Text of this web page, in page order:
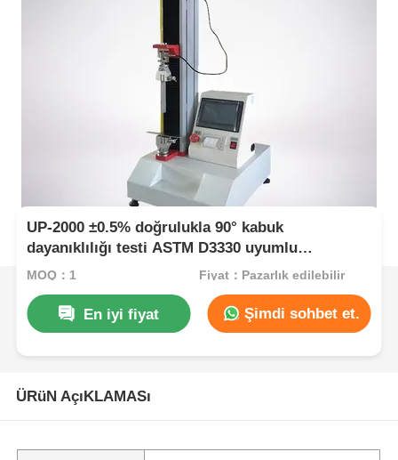
UP-2000 ±0.5% doğrulukla 90° kabuk
dayanıklılığı testi ASTM D3330 uyumlu
yapıştırıcı testi için 20-100000kN kapasitesi
MOQ：1 Fiyat：Pazarlık edilebilir
En iyi fiyat Şimdi sohbet et.
ÜRüN AçıKLAMASı